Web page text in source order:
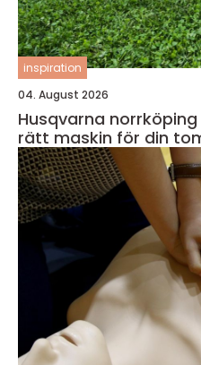
inspiration
04. August 2026
Husqvarna norrköping kunskap, service och
rätt maskin för din